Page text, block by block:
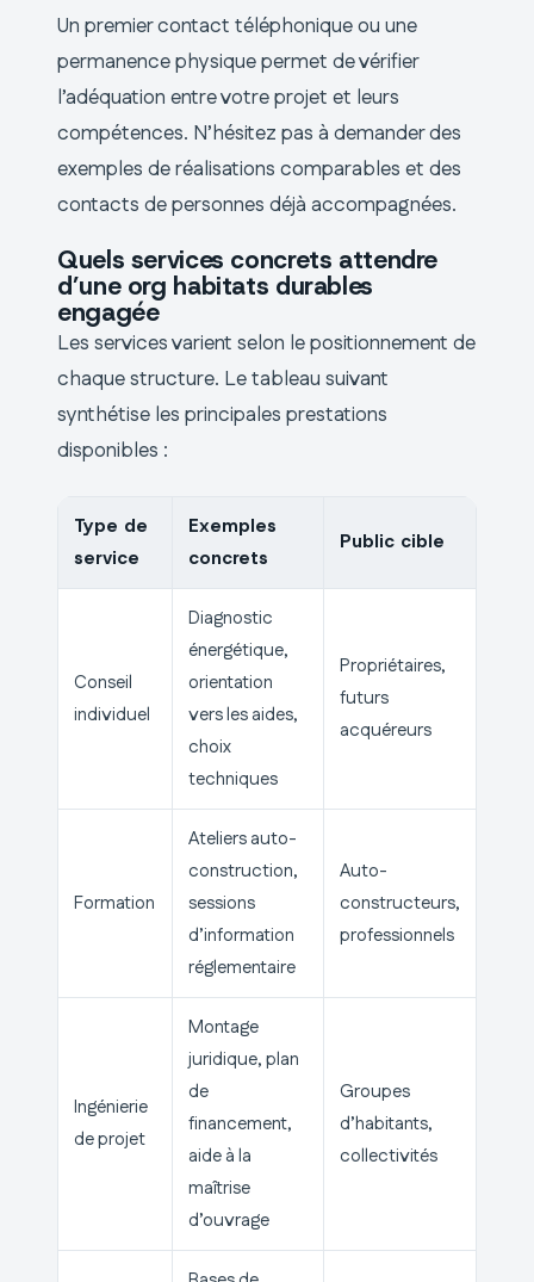
Un premier contact téléphonique ou une
permanence physique permet de vérifier
l’adéquation entre votre projet et leurs
compétences. N’hésitez pas à demander des
exemples de réalisations comparables et des
contacts de personnes déjà accompagnées.
Quels services concrets attendre
d’une org habitats durables
engagée
Les services varient selon le positionnement de
chaque structure. Le tableau suivant
synthétise les principales prestations
disponibles :
Type de
service
Exemples
concrets
Public cible
Conseil
individuel
Diagnostic
énergétique,
orientation
vers les aides,
choix
techniques
Propriétaires,
futurs
acquéreurs
Formation
Ateliers auto-
construction,
sessions
d’information
réglementaire
Auto-
constructeurs,
professionnels
Ingénierie
de projet
Montage
juridique, plan
de
financement,
aide à la
maîtrise
d’ouvrage
Groupes
d’habitants,
collectivités